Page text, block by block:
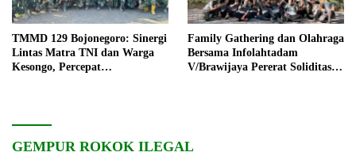
TMMD 129 Bojonegoro: Sinergi
Lintas Matra TNI dan Warga
Kesongo, Percepat
Family Gathering dan Olahraga
Bersama Infolahtadam
V/Brawijaya Pererat Soliditas
GEMPUR ROKOK ILEGAL